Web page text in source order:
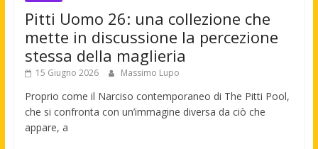
Pitti Uomo 26: una collezione che
mette in discussione la percezione
stessa della maglieria
15 Giugno 2026 Massimo Lupo
Proprio come il Narciso contemporaneo di The Pitti Pool,
che si confronta con un’immagine diversa da ciò che
appare, a